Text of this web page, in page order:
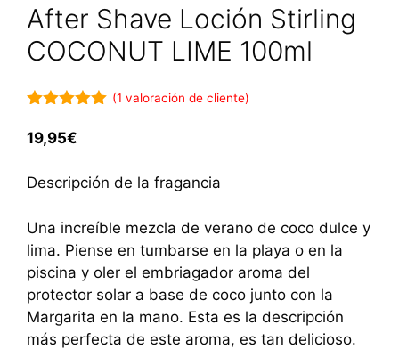
After Shave Loción Stirling
COCONUT LIME 100ml
(1 valoración de cliente)
19,95€
Descripción de la fragancia
Una increíble mezcla de verano de coco dulce y
lima. Piense en tumbarse en la playa o en la
piscina y oler el embriagador aroma del
protector solar a base de coco junto con la
Margarita en la mano. Esta es la descripción
más perfecta de este aroma, es tan delicioso.